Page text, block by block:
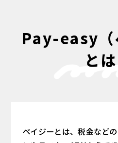
Pay-easy（
と
ペイジーとは、税金など